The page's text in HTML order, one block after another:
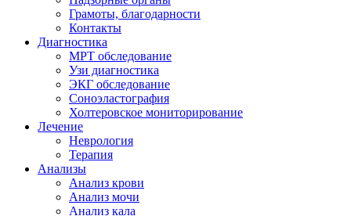
Грамоты, благодарности
Контакты
Диагностика
МРТ обследование
Узи диагностика
ЭКГ обследование
Соноэластография
Холтеровское мониторирование
Лечение
Неврология
Терапия
Анализы
Анализ крови
Анализ мочи
Анализ кала